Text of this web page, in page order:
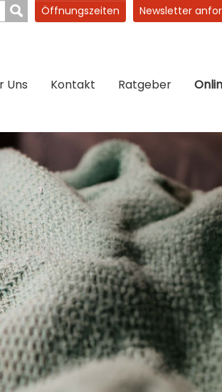
Öffnungszeiten Newsletter
Uns Kontakt Ratgeber